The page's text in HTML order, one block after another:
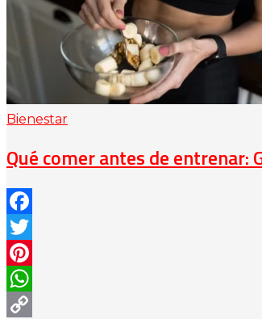
Bienestar
Qué comer antes de entrenar:
Facebook
Twitter
Pinterest
WhatsApp